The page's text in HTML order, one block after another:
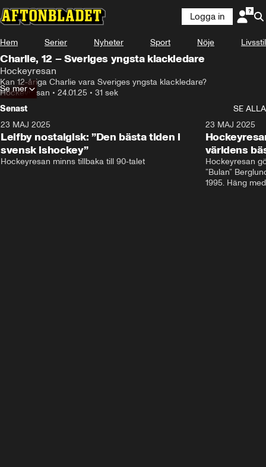
Logga in
Hem Serier Nyheter Sport Nöje Livsstil
Charlie, 12 – Sveriges yngsta klackledare
Hockeyresan
Kan 12-åriga Charlie vara Sveriges yngsta klackledare?
Hockeyresan • 24.01.25 • 31 sek
Se mer
Senast
SE ALLA
23 MAJ 2025
Leifby nostalgisk: ”Den bästa tiden i
svensk ishockey”
Hockeyresan minns tillbaka till 90-talet
23 MAJ 2025
världens
Hockeyresan
”Bulan”
1995. Häng